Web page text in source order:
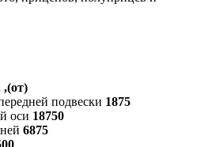
,(от)
подвески 1875
оси 18750
6875